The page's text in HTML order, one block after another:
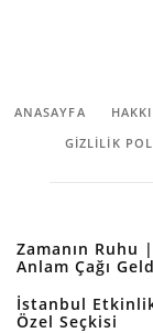
ANASAYFA
GIZLILIK
Zamanın Ruhu
Anlam Çağı
İstanbul
Özel Seçkisi